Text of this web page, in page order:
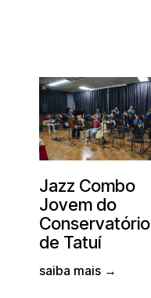
Jazz Combo
Jovem do
Conservatório
de Tatuí
saiba mais →